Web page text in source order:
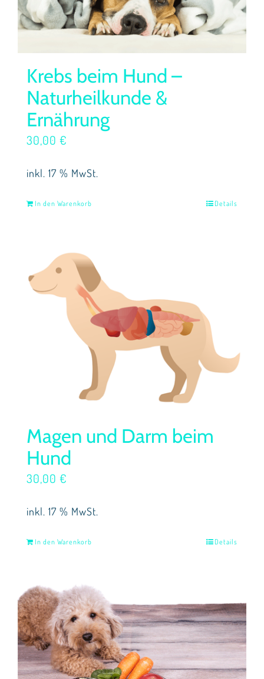
Krebs beim Hund –
Naturheilkunde &
Ernährung
30,00 €
inkl. 17 % MwSt.
In den Warenkorb Details
Magen und Darm beim
Hund
30,00 €
inkl. 17 % MwSt.
In den Warenkorb Details